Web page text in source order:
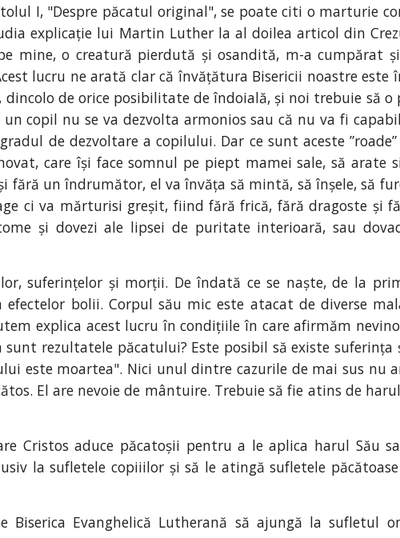
I, "Despre păcatul original", se poate citi o marturie
explicație lui Martin Luther la al doilea articol din
mine, o creatură pierdută și osandită, m-a cumpărat
lucru ne arată clar că învățătura Bisericii noastre
dincolo de orice posibilitate de îndoială, și noi trebuie să
copil nu se va dezvolta armonios sau că nu va fi
de dezvoltare a copilului. Dar ce sunt aceste
care își face somnul pe piept mamei sale, să arate
fără un îndrumător, el va învăța să mintă, să înșele, să
ci va mărturisi greșit, fiind fără frică, fără dragoste și
și dovezi ale lipsei de puritate interioară, sau
suferințelor și morții. De îndată ce se naște, de la
bolii. Corpul său mic este atacat de diverse
explica acest lucru în condițiile în care afirmăm
rezultatele păcatului? Este posibil să existe suferința
este moartea". Nici unul dintre cazurile de mai sus nu
El are nevoie de mântuire. Trebuie să fie atins de
Cristos aduce păcatoșii pentru a le aplica harul Său
la sufletele copiiilor și să le atingă sufletele
Evanghelică Lutherană să ajungă la sufletul